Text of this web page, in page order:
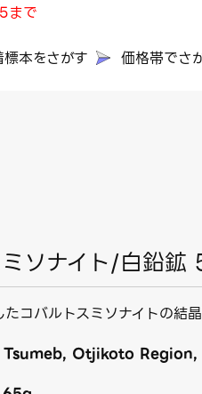
まで
本をさがす 価格帯でさ
ソナイト/白鉛
コバルトスミソナイトの結晶
Otjikoto